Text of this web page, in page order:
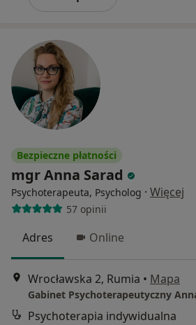
Bezpieczne płatności
mgr Anna Sarad
Psychoterapeuta, Psycholog · Więcej
57 opinii
Adres Online
Wrocławska 2, Rumia • Mapa
Gabinet Psychoterapeutyczny
Psychoterapia indywidualna